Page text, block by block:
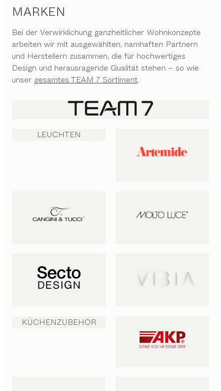
MARKEN
Bei der Verwirklichung ganzheitlicher Wohnkonzepte
arbeiten wir mit ausgewählten, namhaften Partnern
und Herstellern zusammen, die für hochwertiges
Design und herausragende Qualität stehen – so wie
unser gesamtes TEAM 7 Sortiment.
LEUCHTEN
KÜCHENZUBEHÖR